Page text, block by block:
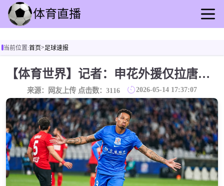
足球直播
篮球直播
足球录播
篮球录播
足球速报
篮球速报
其他转播
当前位置:首页>足球速报
【体育世界】记者：申花外援仅拉唐一人随队飞赴玉溪，刘诚宇能否出战待定
来源：网友上传 点击数： 3116 2026-05-14 17:37:07